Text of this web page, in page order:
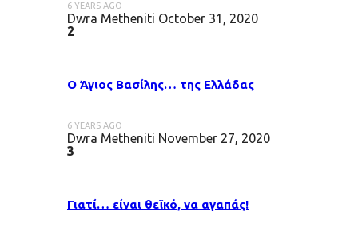
6 YEARS AGO
Dwra Metheniti October 31, 2020
2
Ο Άγιος Βασίλης… της Ελλάδας
6 YEARS AGO
Dwra Metheniti November 27, 2020
3
Γιατί… είναι θεϊκό, να αγαπάς!